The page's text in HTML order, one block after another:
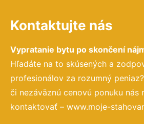
Kontaktujte nás
Vypratanie bytu po skončení
Hľadáte na to skúsených a
profesionálov za rozumný
či nezáväznú cenovú ponuku nás
kontaktovať – www.moje-